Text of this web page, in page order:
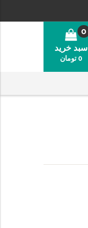
سبد خرید
0
0 تومان